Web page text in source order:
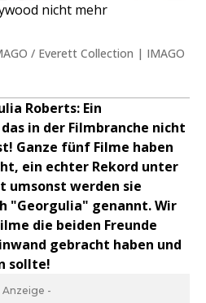
nicht mehr
/ Everett Collection | IMAGO
Roberts: Ein
in der Filmbranche nicht
Ganze fünf Filme haben
ein echter Rekord unter
umsonst werden sie
"Georgulia" genannt. Wir
die beiden Freunde
gebracht haben und
sollte!
Anzeige -